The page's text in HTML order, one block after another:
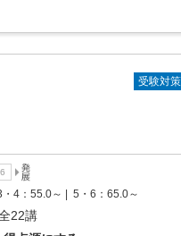
受験対
・4：55.0～ | 5・6：65.0～
22講